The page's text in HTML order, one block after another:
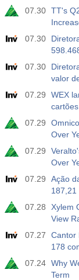
07.30 TT's
07.30
07.30
valor
07.29
WEX
07.29
Over
07.29
Over
07.29
Ação
187,21
07.28
Xylem
View
07.27
Cantor
178
07.24 Why
Term